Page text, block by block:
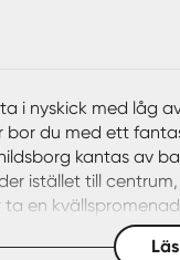
i nyskick med låg
bor du med ett
kantas av
istället till
en
ett stenkast från